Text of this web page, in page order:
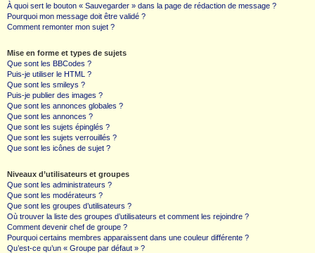
À quoi sert le bouton « Sauvegarder » dans la page de rédaction de message ?
Pourquoi mon message doit être validé ?
Comment remonter mon sujet ?
Mise en forme et types de sujets
Que sont les BBCodes ?
Puis-je utiliser le HTML ?
Que sont les smileys ?
Puis-je publier des images ?
Que sont les annonces globales ?
Que sont les annonces ?
Que sont les sujets épinglés ?
Que sont les sujets verrouillés ?
Que sont les icônes de sujet ?
Niveaux d’utilisateurs et groupes
Que sont les administrateurs ?
Que sont les modérateurs ?
Que sont les groupes d’utilisateurs ?
Où trouver la liste des groupes d’utilisateurs et comment les rejoindre ?
Comment devenir chef de groupe ?
Pourquoi certains membres apparaissent dans une couleur différente ?
Qu’est-ce qu’un « Groupe par défaut » ?